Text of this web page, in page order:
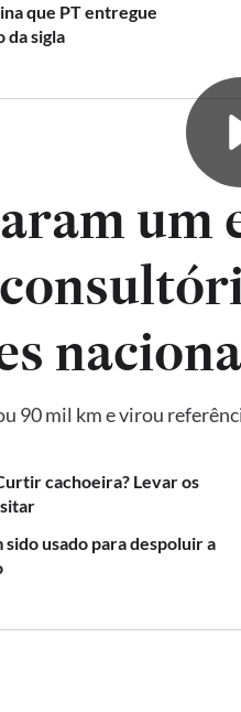
que PT entregue
da sigla
um
90 mil km e virou
cachoeira? Levar os
usado para despoluir a